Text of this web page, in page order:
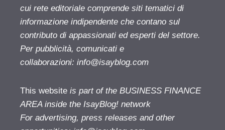
cui rete editoriale comprende siti tematici di
informazione indipendente che contano sul
contributo di appassionati ed esperti del settore.
Per pubblicità, comunicati e
collaborazioni: info@isayblog.com
This website is part of the BUSINESS FINANCE
AREA inside the IsayBlog! network
For advertising, press releases and other